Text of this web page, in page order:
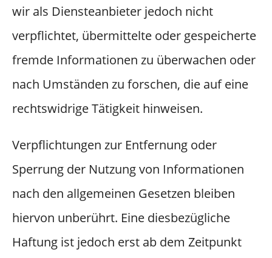
wir als Diensteanbieter jedoch nicht
verpflichtet, übermittelte oder gespeicherte
fremde Informationen zu überwachen oder
nach Umständen zu forschen, die auf eine
rechtswidrige Tätigkeit hinweisen.
Verpflichtungen zur Entfernung oder
Sperrung der Nutzung von Informationen
nach den allgemeinen Gesetzen bleiben
hiervon unberührt. Eine diesbezügliche
Haftung ist jedoch erst ab dem Zeitpunkt